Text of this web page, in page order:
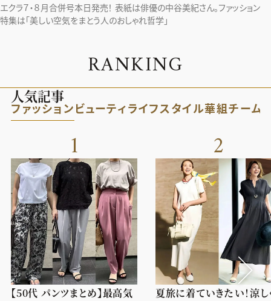
エクラ７・８月合併号本日発売！ 表紙は俳優の中谷美紀さん。ファッション
特集は「美しい空気をまとう人のおしゃれ哲学」
RANKING
人気記事
ファッション ビューティライフスタイル華組チーム
1
【50代 パンツまとめ】最高気
2
夏旅に着ていきたい！涼し